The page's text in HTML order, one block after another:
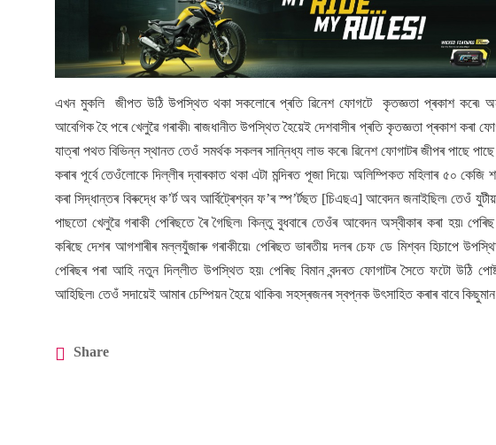
এখন মুকলি জীপত উঠি উপস্থিত থকা সকলোৰে প্ৰতি ৱিনেশ ফোগটে কৃতজ্ঞতা প্ৰকাশ কৰে৷
আবেগিক হৈ পৰে খেলুৱৈ গৰাকী৷ ৰাজধানীত উপস্থিত হৈয়েই দেশবাসীৰ প্ৰতি কৃতজ্ঞতা প্ৰকাশ কৰা
যাত্ৰা পথত বিভিন্ন স্থানত তেওঁ সমৰ্থক সকলৰ সান্নিধ্য লাভ কৰে৷ ৱিনেশ ফোগাটৰ জীপৰ পাছে
কৰাৰ পূৰ্বে তেওঁলোকে দিল্লীৰ দ্বাৰকাত থকা এটা মন্দিৰত পূজা দিয়ে৷ অলিম্পিকত মহিলাৰ ৫০
কৰা সিদ্ধান্তৰ বিৰুদ্ধে ক’ৰ্ট অব আৰ্বিট্ৰেশ্বন ফ’ৰ স্প’ৰ্টছত [চিএছএ] আবেদন জনাইছিল৷ তেওঁ
পাছতো খেলুৱৈ গৰাকী পেৰিছতে ৰৈ গৈছিল৷ কিন্তু বুধবাৰে তেওঁৰ আবেদন অস্বীকাৰ কৰা হয়৷
কৰিছে দেশৰ আগশাৰীৰ মল্লযুঁজাৰু গৰাকীয়ে৷ পেৰিছত ভাৰতীয় দলৰ চেফ ডে মিশ্বন হিচাপে
পেৰিছৰ পৰা আহি নতুন দিল্লীত উপস্থিত হয়৷ পেৰিছ বিমান বন্দৰত ফোগাটৰ সৈতে ফটো উঠি
আহিছিল৷ তেওঁ সদায়েই আমাৰ চেম্পিয়ন হৈয়ে থাকিব৷ সহস্ৰজনৰ স্বপ্নক উৎসাহিত কৰাৰ বাবে
Share